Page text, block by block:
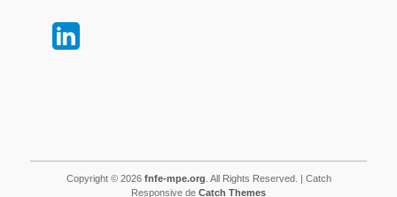
Copyright © 2026 fnfe-mpe.org . All Rights Reserved. | Catch
Responsive de Catch Themes